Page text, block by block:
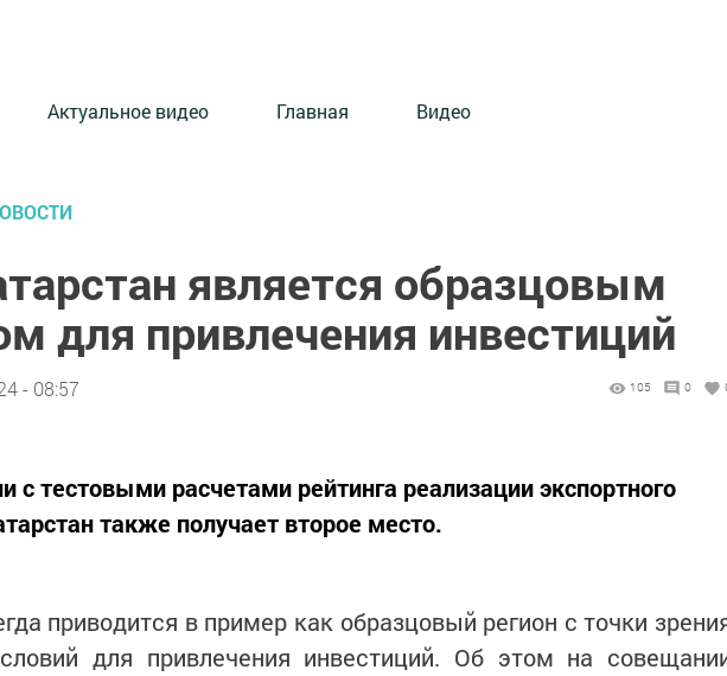
Актуальное видео Главная Видео
является образцовым
для привлечения инвестиций
- 08:57 105 0
с тестовыми расчетами рейтинга реализации экспортного
также получает второе место.
приводится в пример как образцовый регион с точки
для привлечения инвестиций. Об этом на